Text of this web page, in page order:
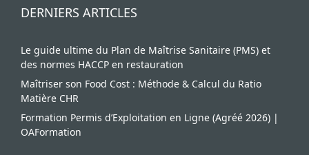
DERNIERS ARTICLES
Le guide ultime du Plan de Maîtrise Sanitaire (PMS) et
des normes HACCP en restauration
Maîtriser son Food Cost : Méthode & Calcul du Ratio
Matière CHR
Formation Permis d’Exploitation en Ligne (Agréé 2026) |
OAFormation